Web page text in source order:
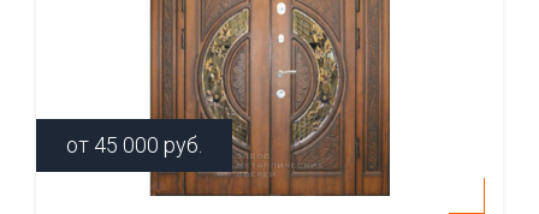
от 45 000 руб.